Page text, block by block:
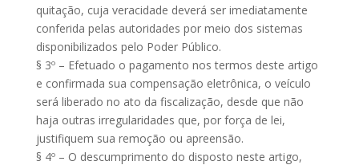
quitação, cuja veracidade deverá ser imediatamente
conferida pelas autoridades por meio dos sistemas
disponibilizados pelo Poder Público.
§ 3º – Efetuado o pagamento nos termos deste artigo
e confirmada sua compensação eletrônica, o veículo
será liberado no ato da fiscalização, desde que não
haja outras irregularidades que, por força de lei,
justifiquem sua remoção ou apreensão.
§ 4º – O descumprimento do disposto neste artigo,